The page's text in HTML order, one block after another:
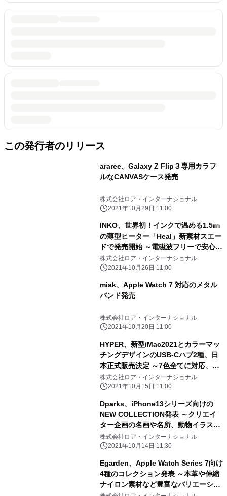
この発行者のリリース
araree、Galaxy Z Flip３専用カラフ
ルなCANVASケース発売
株式会社ロア・インターナショナル
2021年10月29日 11:00
INKO、世界初！インクで温める1.5㎜
の薄型ヒーター「Heal」新素材スエー
ドで発売開始 ～電磁波フリーで安心安
全、速暖47℃のシート全面発熱～
株式会社ロア・インターナショナル
2021年10月26日 11:00
miak、Apple Watch 7 対応のメタル
バンド発売
株式会社ロア・インターナショナル
2021年10月20日 11:00
HYPER、新型iMac2021とカラーマッ
チングデザインのUSB-Cハブ2種、日
本正式販売決定 ～7色全てに対応、高
速データ通信を実現、期間限定で先行
販売＆キャンペーン実施中～
株式会社ロア・インターナショナル
2021年10月15日 11:00
Dparks、iPhone13シリーズ向けの
NEW COLLECTION発表 ～クリエイ
ター企画の名画や名所、動物イラスト
のオリジナルデザインをラインアップ
～
株式会社ロア・インターナショナル
2021年10月14日 11:30
Egarden、Apple Watch Series 7向け
4種のコレクション発表 ～本革や伸縮
ナイロン素材など豊富なバリエーショ